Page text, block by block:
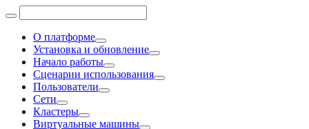
О платформе
Установка и обновление
Начало работы
Сценарии использования
Пользователи
Сети
Кластеры
Виртуальные машины